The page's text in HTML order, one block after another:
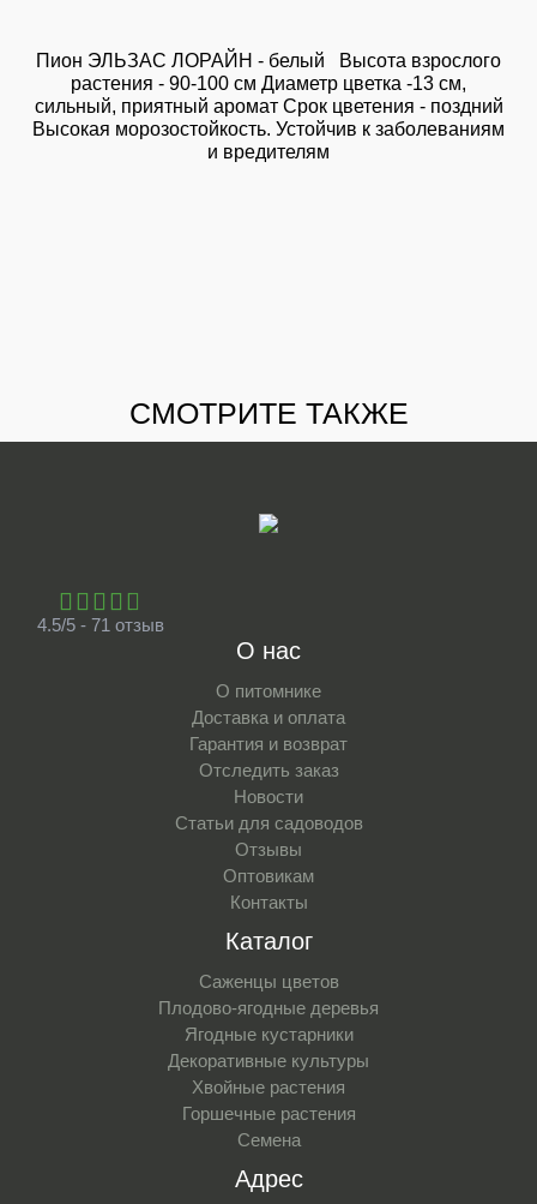
Пион ЭЛЬЗАС ЛОРАЙН - белый Высота взрослого
растения - 90-100 см Диаметр цветка -13 см,
сильный, приятный аромат Срок цветения - поздний
Высокая морозостойкость. Устойчив к заболеваниям
и вредителям
СМОТРИТЕ ТАКЖЕ
4.5/5 - 71 отзыв
О нас
О питомнике
Доставка и оплата
Гарантия и возврат
Отследить заказ
Новости
Статьи для садоводов
Отзывы
Оптовикам
Контакты
Каталог
Саженцы цветов
Плодово-ягодные деревья
Ягодные кустарники
Декоративные культуры
Хвойные растения
Горшечные растения
Семена
Адрес